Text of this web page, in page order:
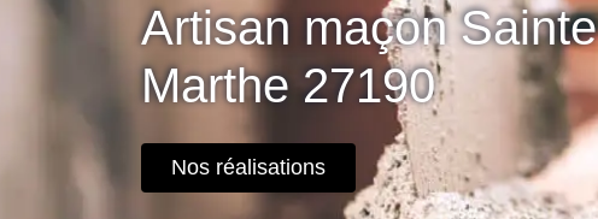
Artisan maçon Sainte
Marthe 27190
Nos réalisations